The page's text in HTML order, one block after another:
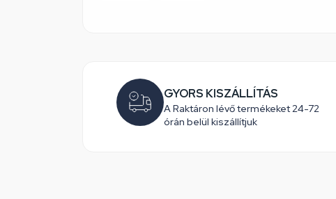
GYORS KISZÁLLÍTÁS
A Raktáron lévő termékeket 24-72
órán belül kiszállítjuk